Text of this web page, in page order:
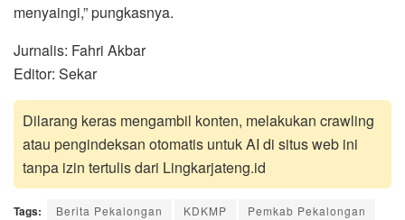
menyaingi,” pungkasnya.
Jurnalis: Fahri Akbar
Editor: Sekar
Dilarang keras mengambil konten, melakukan crawling
atau pengindeksan otomatis untuk AI di situs web ini
tanpa izin tertulis dari Lingkarjateng.id
Tags: Berita Pekalongan KDKMP Pemkab Pekalongan